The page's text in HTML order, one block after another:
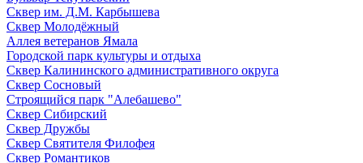
Сквер им. Д.М. Карбышева
Сквер Молодёжный
Аллея ветеранов Ямала
Городской парк культуры и отдыха
Сквер Калининского административного округа
Сквер Сосновый
Строящийся парк "Алебашево"
Сквер Сибирский
Сквер Дружбы
Сквер Святителя Филофея
Сквер Романтиков